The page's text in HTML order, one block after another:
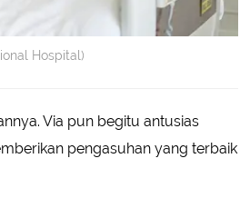
Hospital)
Via pun begitu antusias
pengasuhan yang terbaik